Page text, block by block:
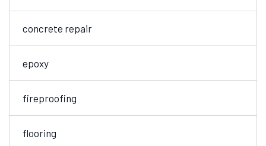
concrete repair
epoxy
fireproofing
flooring